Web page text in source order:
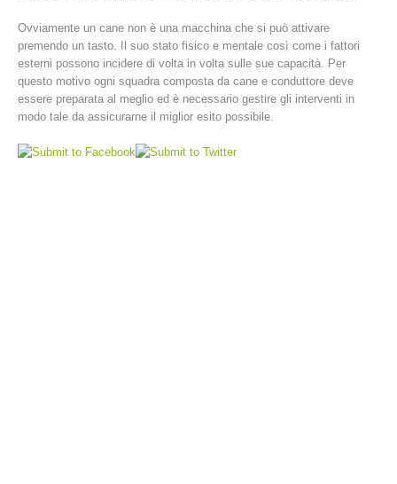
Ovviamente un cane non è una macchina che si può attivare
premendo un tasto. Il suo stato fisico e mentale così come i fattori
esterni possono incidere di volta in volta sulle sue capacità. Per
questo motivo ogni squadra composta da cane e conduttore deve
essere preparata al meglio ed è necessario gestire gli interventi in
modo tale da assicurarne il miglior esito possibile.